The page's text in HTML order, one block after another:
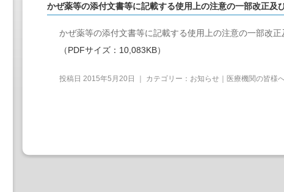
かぜ薬等の添付文書等に記載する使用上の注意の一部改正及
かぜ薬等の添付文書等に記載する使用上の注意の一部改正
（PDFサイズ：10,083KB）
投稿日 2015年5月20日 ｜ カテゴリー： お知らせ｜医療機関の皆様